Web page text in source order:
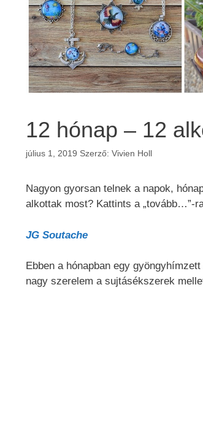
12 hónap – 12
július 1, 2019 Szerző: Vivien Holl
Nagyon gyorsan telnek a napok,
alkottak most? Kattints a „tovább…”-
JG Soutache
Ebben a hónapban egy
nagy szerelem a sujtásékszerek